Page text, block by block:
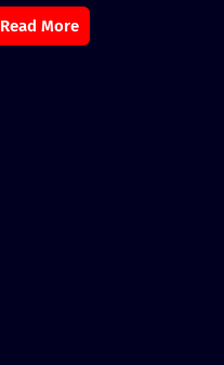
Read More